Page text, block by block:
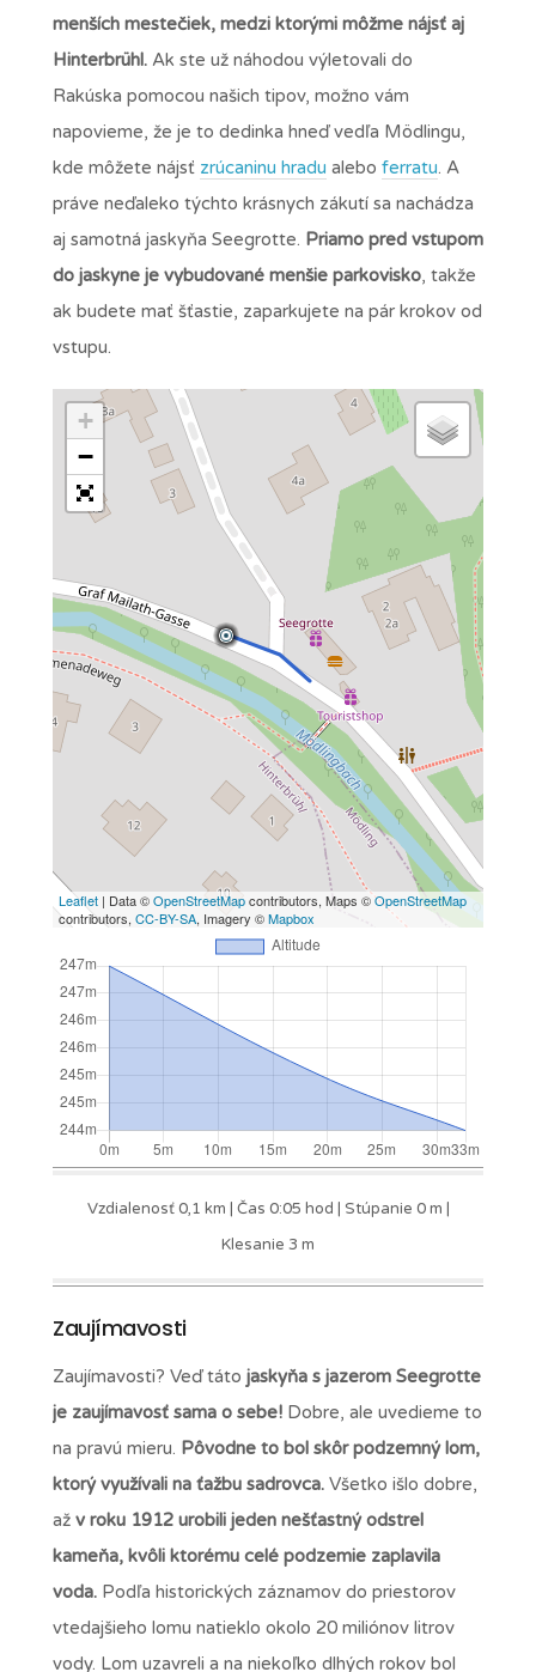
menších mestečiek, medzi ktorými môžme nájsť aj
Hinterbrühl. Ak ste už náhodou výletovali do
Rakúska pomocou našich tipov, možno vám
napovieme, že je to dedinka hneď vedľa Mödlingu,
kde môžete nájsť zrúcaninu hradu alebo ferratu. A
práve neďaleko týchto krásnych zákutí sa nachádza
aj samotná jaskyňa Seegrotte. Priamo pred vstupom
do jaskyne je vybudované menšie parkovisko, takže
ak budete mať šťastie, zaparkujete na pár krokov od
vstupu.
+
−
Leaflet | Data ©OpenStreetMapcontributors, Maps ©OpenStreetMap
contributors, CC-BY-SA, Imagery ©Mapbox
Vzdialenosť 0,1 km | Čas 0:05 hod | Stúpanie 0 m |
Klesanie 3 m
Zaujímavosti
Zaujímavosti? Veď táto jaskyňa s jazerom Seegrotte
je zaujímavosť sama o sebe! Dobre, ale uvedieme to
na pravú mieru. Pôvodne to bol skôr podzemný lom,
ktorý využívali na ťažbu sadrovca. Všetko išlo dobre,
až v roku 1912 urobili jeden nešťastný odstrel
kameňa, kvôli ktorému celé podzemie zaplavila
voda. Podľa historických záznamov do priestorov
vtedajšieho lomu natieklo okolo 20 miliónov litrov
vody. Lom uzavreli a na niekoľko dlhých rokov bol